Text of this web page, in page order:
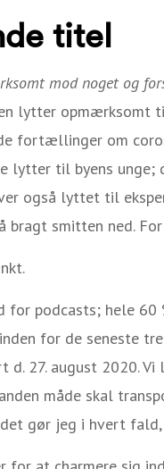
titel
mod noget og
lytter opmærksomt
fortællinger om
lytter til byens
også lyttet til
bragt smitten ned.
for podcasts; hele 60
for de seneste tre
d. 27. august 2020.
måde skal
gør jeg i hvert fald,